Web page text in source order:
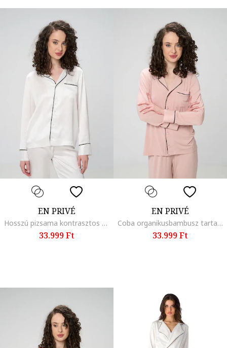
EN PRIVÉ
Hosszú pizsama kontrasztos tűzésekkel, Fekete/Fehér
33.999 Ft
EN PRIVÉ
Coba organikusbambusz tartalmú pizsama, Halvány rózsaszín
33.999 Ft